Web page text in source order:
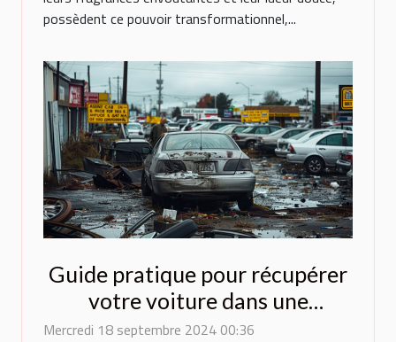
possèdent ce pouvoir transformationnel,...
Guide pratique pour récupérer
votre voiture dans une
fourrière parisienne
Mercredi 18 septembre 2024 00:36